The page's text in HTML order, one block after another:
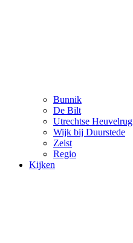
Bunnik
De Bilt
Utrechtse Heuvelrug
Wijk bij Duurstede
Zeist
Regio
Kijken